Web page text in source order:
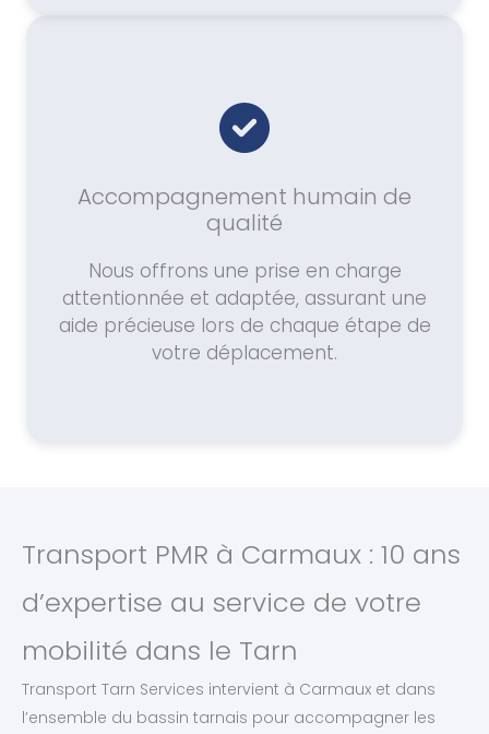
Accompagnement humain de
qualité
Nous offrons une prise en charge
attentionnée et adaptée, assurant une
aide précieuse lors de chaque étape de
votre déplacement.
Transport PMR à Carmaux : 10 ans
d’expertise au service de votre
mobilité dans le Tarn
Transport Tarn Services intervient à Carmaux et dans
l’ensemble du bassin tarnais pour accompagner les